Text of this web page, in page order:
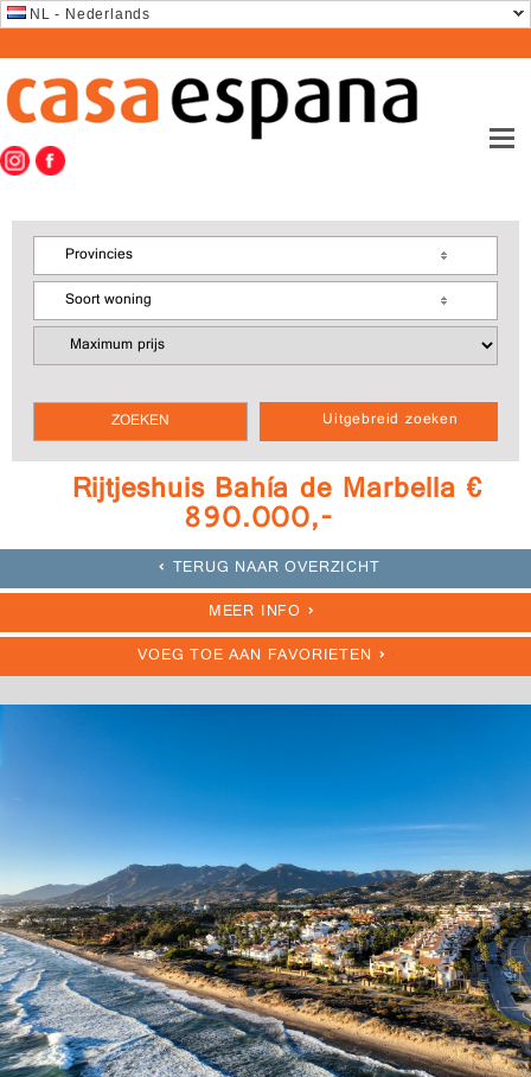
NL - Nederlands
Uitgebreid zoeken
Provincies
Soort woning
Rijtjeshuis Bahía de Marbella €
890.000,-
TERUG NAAR OVERZICHT
MEER INFO
VOEG TOE AAN FAVORIETEN